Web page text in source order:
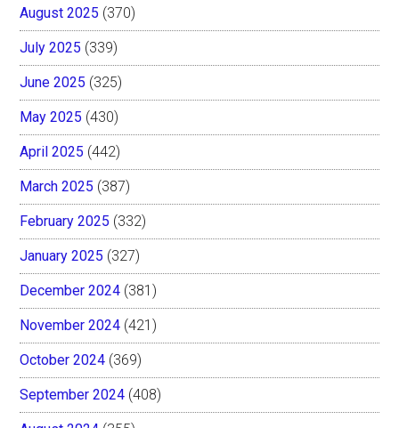
August 2025 (370)
July 2025 (339)
June 2025 (325)
May 2025 (430)
April 2025 (442)
March 2025 (387)
February 2025 (332)
January 2025 (327)
December 2024 (381)
November 2024 (421)
October 2024 (369)
September 2024 (408)